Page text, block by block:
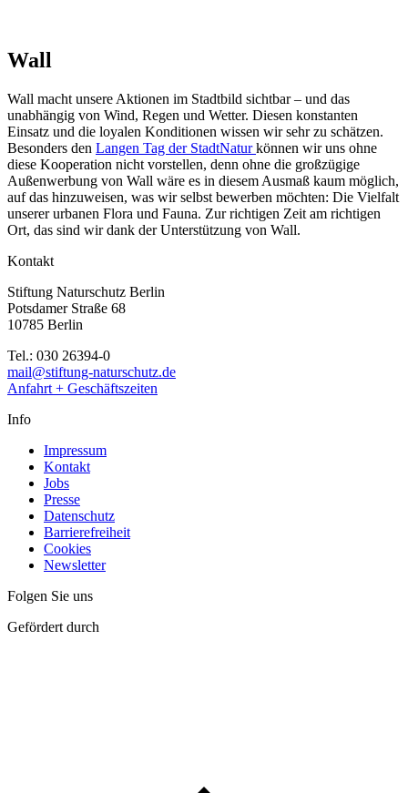
Wall
Wall macht unsere Aktionen im Stadtbild sichtbar – und das
unabhängig von Wind, Regen und Wetter. Diesen konstanten
Einsatz und die loyalen Konditionen wissen wir sehr zu schätzen.
Besonders den Langen Tag der StadtNaturkönnen wir uns ohne
diese Kooperation nicht vorstellen, denn ohne die großzügige
Außenwerbung von Wall wäre es in diesem Ausmaß kaum möglich,
auf das hinzuweisen, was wir selbst bewerben möchten: Die Vielfalt
unserer urbanen Flora und Fauna. Zur richtigen Zeit am richtigen
Ort, das sind wir dank der Unterstützung von Wall.
Kontakt
Stiftung Naturschutz Berlin
Potsdamer Straße 68
10785 Berlin
Tel.: 030 26394-0
mail@stiftung-naturschutz.de
Anfahrt + Geschäftszeiten
Info
Impressum
Kontakt
Jobs
Presse
Datenschutz
Barrierefreiheit
Cookies
Newsletter
Folgen Sie uns
Gefördert durch